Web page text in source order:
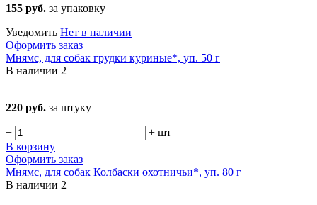
155 руб. за упаковку
Уведомить Нет в наличии
Оформить заказ
Мнямс, для собак грудки куриные*, уп. 50 г
В наличии 2
220 руб. за штуку
− + шт
В корзину
Оформить заказ
Мнямс, для собак Колбаски охотничьи*, уп. 80 г
В наличии 2